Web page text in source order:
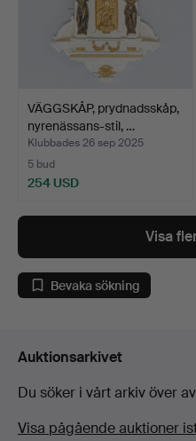
VÄGGSKÅP, prydnadsskåp,
nyrenässans-stil, …
Klubbades 26 sep 2025
5 bud
254 USD
Visa
Bevaka sökning
Auktionsarkivet
Du söker i vårt arkiv över
Visa pågående auktioner